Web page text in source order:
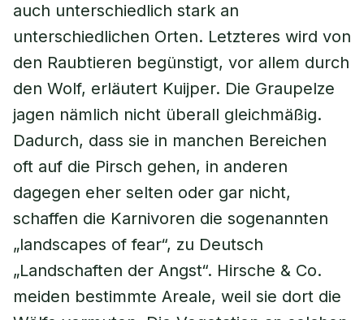
auch unterschiedlich stark an
unterschiedlichen Orten. Letzteres wird von
den Raubtieren begünstigt, vor allem durch
den Wolf, erläutert Kuijper. Die Graupelze
jagen nämlich nicht überall gleichmäßig.
Dadurch, dass sie in manchen Bereichen
oft auf die Pirsch gehen, in anderen
dagegen eher selten oder gar nicht,
schaffen die Karnivoren die sogenannten
„landscapes of fear“, zu Deutsch
„Landschaften der Angst“. Hirsche & Co.
meiden bestimmte Areale, weil sie dort die